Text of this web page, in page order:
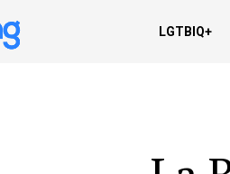
LGTBIQ+